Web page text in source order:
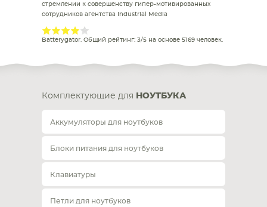
стремлении к совершенству гипер-мотивированных
сотрудников агентства Industrial Media
Batterygator. Общий рейтинг: 3/5 на основе 5169 человек.
Комплектующие для НОУТБУКА
Аккумуляторы для ноутбуков
Блоки питания для ноутбуков
Клавиатуры
Петли для ноутбуков